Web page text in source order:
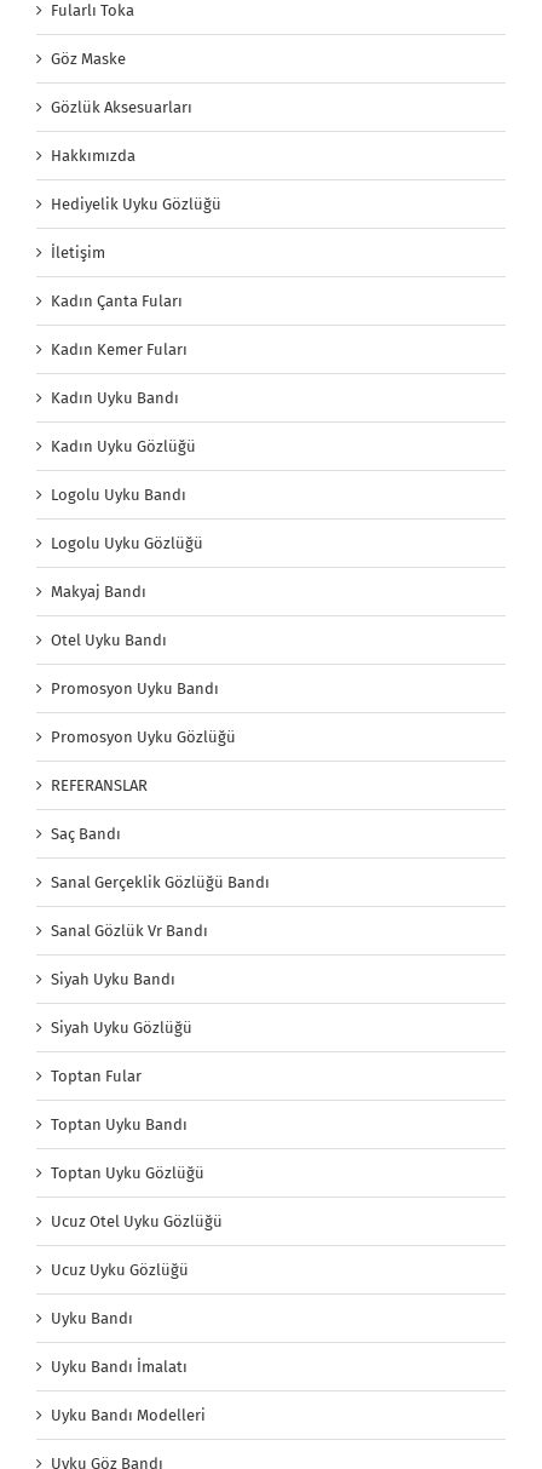
Fularlı Toka
Göz Maske
Gözlük Aksesuarları
Hakkımızda
Hediyelik Uyku Gözlüğü
İletişim
Kadın Çanta Fuları
Kadın Kemer Fuları
Kadın Uyku Bandı
Kadın Uyku Gözlüğü
Logolu Uyku Bandı
Logolu Uyku Gözlüğü
Makyaj Bandı
Otel Uyku Bandı
Promosyon Uyku Bandı
Promosyon Uyku Gözlüğü
REFERANSLAR
Saç Bandı
Sanal Gerçeklik Gözlüğü Bandı
Sanal Gözlük Vr Bandı
Siyah Uyku Bandı
Siyah Uyku Gözlüğü
Toptan Fular
Toptan Uyku Bandı
Toptan Uyku Gözlüğü
Ucuz Otel Uyku Gözlüğü
Ucuz Uyku Gözlüğü
Uyku Bandı
Uyku Bandı İmalatı
Uyku Bandı Modelleri
Uyku Göz Bandı